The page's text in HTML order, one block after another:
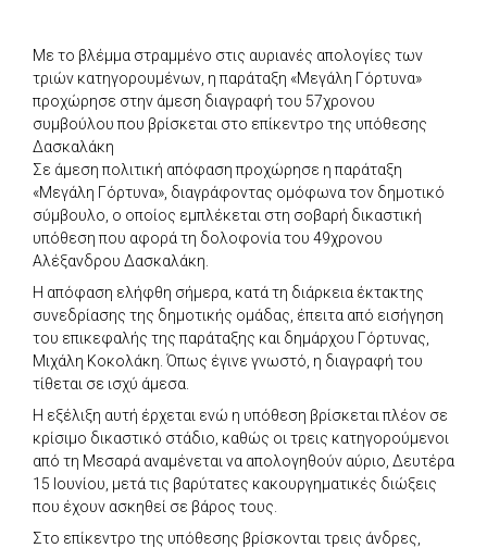
Με το βλέμμα στραμμένο στις αυριανές απολογίες των
τριών κατηγορουμένων, η παράταξη «Μεγάλη Γόρτυνα»
προχώρησε στην άμεση διαγραφή του 57χρονου
συμβούλου που βρίσκεται στο επίκεντρο της υπόθεσης
Δασκαλάκη
Σε άμεση πολιτική απόφαση προχώρησε η παράταξη
«Μεγάλη Γόρτυνα», διαγράφοντας ομόφωνα τον δημοτικό
σύμβουλο, ο οποίος εμπλέκεται στη σοβαρή δικαστική
υπόθεση που αφορά τη δολοφονία του 49χρονου
Αλέξανδρου Δασκαλάκη.
Η απόφαση ελήφθη σήμερα, κατά τη διάρκεια έκτακτης
συνεδρίασης της δημοτικής ομάδας, έπειτα από εισήγηση
του επικεφαλής της παράταξης και δημάρχου Γόρτυνας,
Μιχάλη Κοκολάκη. Όπως έγινε γνωστό, η διαγραφή του
τίθεται σε ισχύ άμεσα.
Η εξέλιξη αυτή έρχεται ενώ η υπόθεση βρίσκεται πλέον σε
κρίσιμο δικαστικό στάδιο, καθώς οι τρεις κατηγορούμενοι
από τη Μεσαρά αναμένεται να απολογηθούν αύριο, Δευτέρα
15 Ιουνίου, μετά τις βαρύτατες κακουργηματικές διώξεις
που έχουν ασκηθεί σε βάρος τους.
Στο επίκεντρο της υπόθεσης βρίσκονται τρεις άνδρες,